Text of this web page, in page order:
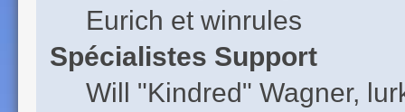
Eurich et winrules
Spécialistes Support
Will "Kindred" Wagner,